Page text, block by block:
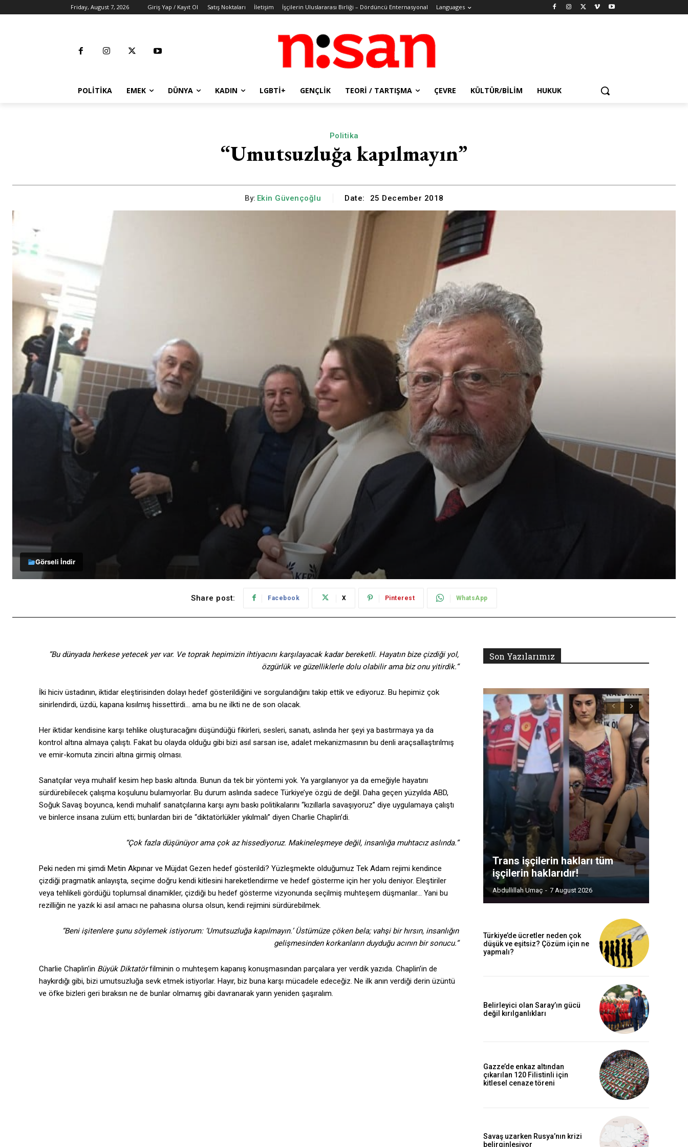
Friday, August 7, 2026 Giriş Yap / Kayıt Ol Satış Noktaları İletişim İşçilerin Uluslararası Birliği – Dördüncü Enternasyonal Languages
POLITIKA EMEK DÜNYA KADIN LGBTİ+ GENÇLIK TEORI / TARTIŞMA ÇEVRE KÜLTÜR/BILIM HUKUK
Politika
“Umutsuzluğa kapılmayın”
By: Ekin Güvençoğlu Date: 25 December 2018
Görseli İndir
Share post: Facebook X Pinterest WhatsApp
“Bu dünyada herkese yetecek yer var. Ve toprak hepimizin ihtiyacını karşılayacak kadar bereketli. Hayatın bize çizdiği yol,
özgürlük ve güzelliklerle dolu olabilir ama biz onu yitirdik.“
İki hiciv üstadının, iktidar eleştirisinden dolayı hedef gösterildiğini ve sorgulandığını takip ettik ve ediyoruz. Bu hepimiz çok
sinirlendirdi, üzdü, kapana kısılmış hissettirdi… ama bu ne ilkti ne de son olacak.
Her iktidar kendisine karşı tehlike oluşturacağını düşündüğü fikirleri, sesleri, sanatı, aslında her şeyi ya bastırmaya ya da
kontrol altına almaya çalıştı. Fakat bu olayda olduğu gibi bizi asıl sarsan ise, adalet mekanizmasının bu denli araçsallaştırılmış
ve emir-komuta zinciri altına girmiş olması.
Sanatçılar veya muhalif kesim hep baskı altında. Bunun da tek bir yöntemi yok. Ya yargılanıyor ya da emeğiyle hayatını
sürdürebilecek çalışma koşulunu bulamıyorlar. Bu durum aslında sadece Türkiye’ye özgü de değil. Daha geçen yüzyılda ABD,
Soğuk Savaş boyunca, kendi muhalif sanatçılarına karşı aynı baskı politikalarını “kızıllarla savaşıyoruz” diye uygulamaya çalıştı
ve binlerce insana zulüm etti; bunlardan biri de “diktatörlükler yıkılmalı” diyen Charlie Chaplin’di.
“Çok fazla düşünüyor ama çok az hissediyoruz. Makineleşmeye değil, insanlığa muhtacız aslında.”
Peki neden mi şimdi Metin Akpınar ve Müjdat Gezen hedef gösterildi? Yüzleşmekte olduğumuz Tek Adam rejimi kendince
çizdiği pragmatik anlayışta, seçime doğru kendi kitlesini hareketlendirme ve hedef gösterme için her yolu deniyor. Eleştiriler
veya tehlikeli gördüğü toplumsal dinamikler, çizdiği bu hedef gösterme vizyonunda seçilmiş muhteşem düşmanlar… Yani bu
rezilliğin ne yazık ki asıl amacı ne pahasına olursa olsun, kendi rejimini sürdürebilmek.
“Beni işitenlere şunu söylemek istiyorum: ‘Umutsuzluğa kapılmayın.’ Üstümüze çöken bela; vahşi bir hırsın, insanlığın
gelişmesinden korkanların duyduğu acının bir sonucu.”
Charlie Chaplin’in Büyük Diktatörfilminin o muhteşem kapanış konuşmasından parçalara yer verdik yazıda. Chaplin’in de
haykırdığı gibi, bizi umutsuzluğa sevk etmek istiyorlar. Hayır, biz buna karşı mücadele edeceğiz. Ne ilk anın verdiği derin üzüntü
ve öfke bizleri geri bıraksın ne de bunlar olmamış gibi davranarak yarın yeniden şaşıralım.
Son Yazılarımız
Trans işçilerin hakları tüm
işçilerin haklarıdır!
Abdullillah Umaç - 7 August 2026
Türkiye’de ücretler neden çok
düşük ve eşitsiz? Çözüm için ne
yapmalı?
Belirleyici olan Saray’ın gücü
değil kırılganlıkları
Gazze’de enkaz altından
çıkarılan 120 Filistinli için
kitlesel cenaze töreni
Savaş uzarken Rusya’nın krizi
belirginleşiyor